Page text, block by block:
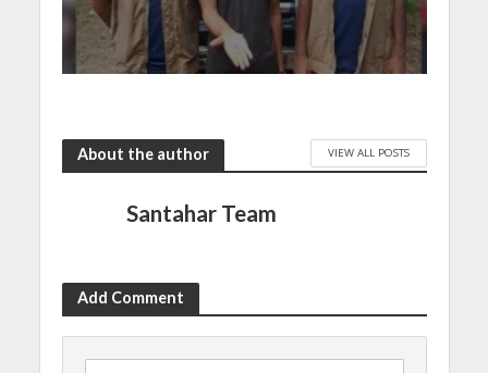
About the author VIEW ALL POSTS
Santahar Team
Add Comment